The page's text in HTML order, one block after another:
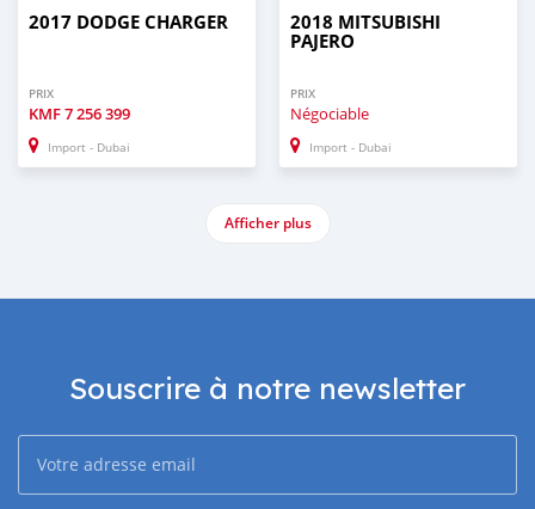
2017 DODGE CHARGER
PRIX
KMF7 256 399
Import - Dubai
2018 MITSUBISHI
PAJERO
PRIX
Négociable
Import - Dubai
Afficher plus
Souscrire à notre newsletter